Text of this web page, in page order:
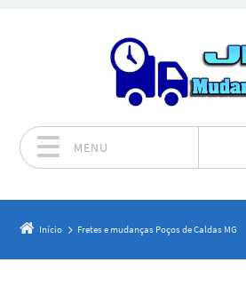
MENU
Início Fretes e mudanças Poços de Caldas MG